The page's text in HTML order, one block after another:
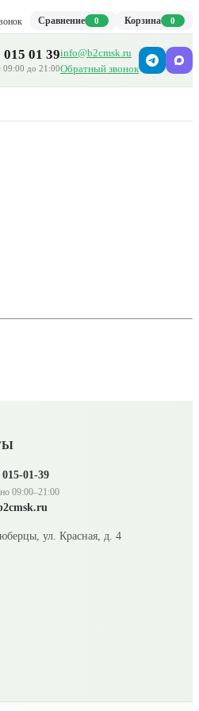
Сравнение 0 Корзина 0
015 01 39
09:00 до 21:00
info@b2cmsk.ru
Обратный звонок
01-39
09:00–21:00
ул. Красная, д. 4